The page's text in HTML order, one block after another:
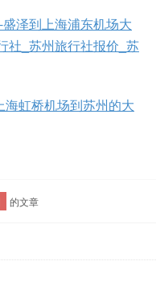
泽到上海浦东机场大
社_苏州旅行社报价_苏
海虹桥机场到苏州的大
的文章